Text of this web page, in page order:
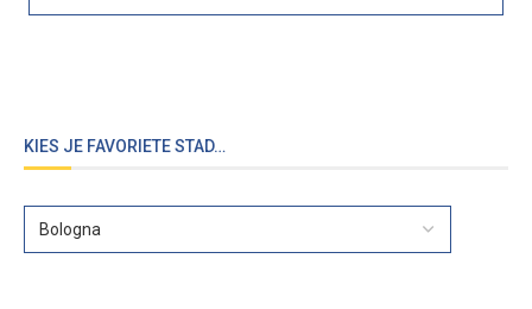
KIES JE FAVORIETE STAD…